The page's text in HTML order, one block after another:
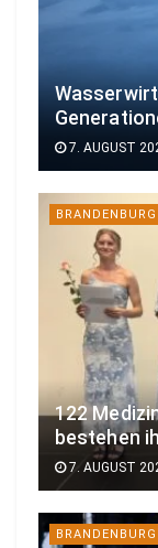
7. AUGUST
BRANDENBURG
122
bestehen
7. AUGUST
BRANDENBURG